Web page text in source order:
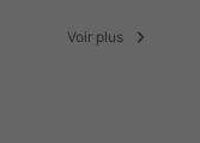
Voir plus